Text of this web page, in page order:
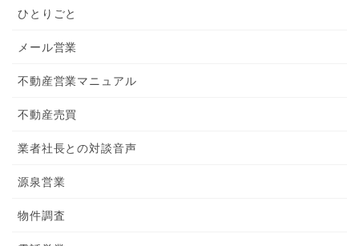
ひとりごと
メール営業
不動産営業マニュアル
不動産売買
業者社長との対談音声
源泉営業
物件調査